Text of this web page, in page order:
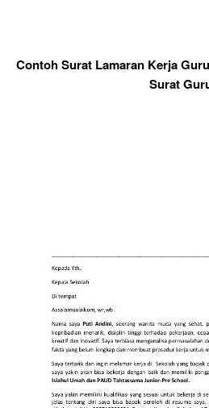
Contoh Surat Lamaran Kerja
Surat